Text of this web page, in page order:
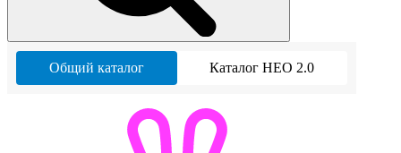
Общий каталог Каталог НЕО 2.0